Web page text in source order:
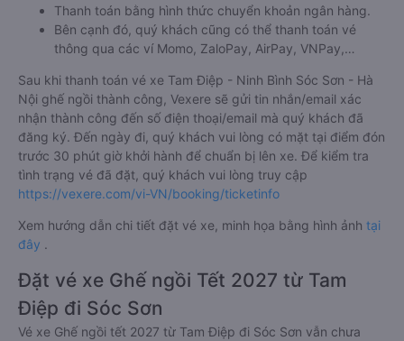
Thanh toán bằng hình thức chuyển khoản ngân hàng.
Bên cạnh đó, quý khách cũng có thể thanh toán vé
thông qua các ví Momo, ZaloPay, AirPay, VNPay,…
Sau khi thanh toán vé xe Tam Điệp - Ninh Bình Sóc Sơn - Hà
Nội ghế ngồi thành công, Vexere sẽ gửi tin nhắn/email xác
nhận thành công đến số điện thoại/email mà quý khách đã
đăng ký. Đến ngày đi, quý khách vui lòng có mặt tại điểm đón
trước 30 phút giờ khởi hành để chuẩn bị lên xe. Để kiểm tra
tình trạng vé đã đặt, quý khách vui lòng truy cập
https://vexere.com/vi-VN/booking/ticketinfo
Xem hướng dẫn chi tiết đặt vé xe, minh họa bằng hình ảnh tại
đây .
Đặt vé xe Ghế ngồi Tết 2027 từ Tam
Điệp đi Sóc Sơn
Vé xe Ghế ngồi tết 2027 từ Tam Điệp đi Sóc Sơn vẫn chưa